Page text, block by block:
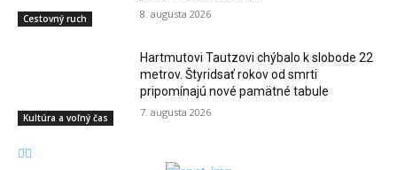
Cestovný ruch 8. augusta 2026
Kultúra a voľný čas
Hartmutovi Tautzovi chýbalo k slobode 22
metrov. Štyridsať rokov od smrti
pripomínajú nové pamätné tabule
7. augusta 2026